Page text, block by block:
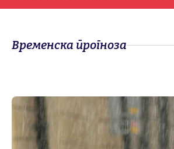
Временска прогноза